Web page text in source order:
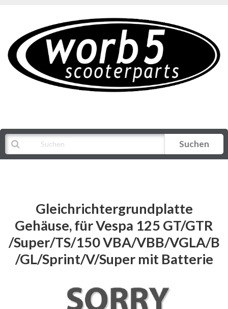
Suchen
Gleichrichtergrundplatte
Gehäuse, für Vespa 125 GT/GTR
/Super/TS/150 VBA/VBB/VGLA/B
/GL/Sprint/V/Super mit Batterie